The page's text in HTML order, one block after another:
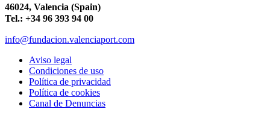
46024, Valencia (Spain)
Tel.: +34 96 393 94 00
info@fundacion.valenciaport.com
Aviso legal
Condiciones de uso
Política de privacidad
Política de cookies
Canal de Denuncias